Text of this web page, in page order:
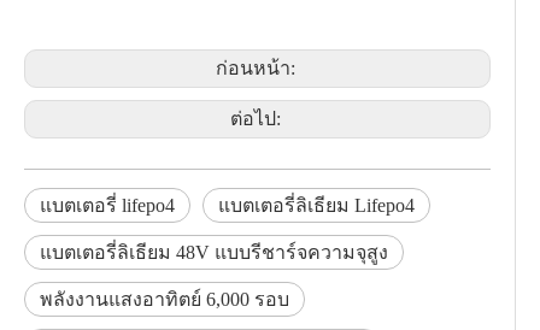
ก่อนหน้า:
ต่อไป:
แบตเตอรี่ lifepo4 แบตเตอรี่ลิเธียม Lifepo4
แบตเตอรี่ลิเธียม 48V แบบรีชาร์จความจุสูง
พลังงานแสงอาทิตย์ 6,000 รอบ